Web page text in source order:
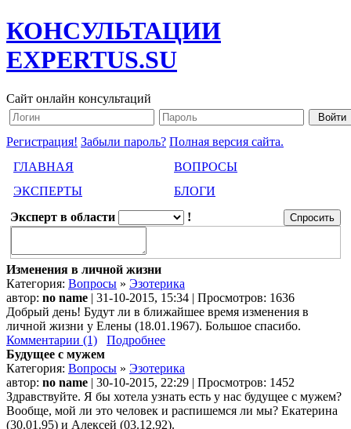
КОНСУЛЬТАЦИИ
EXPERTUS.SU
Сайт онлайн консультаций
Регистрация! Забыли пароль? Полная версия сайта.
ГЛАВНАЯ
ВОПРОСЫ
ЭКСПЕРТЫ
БЛОГИ
Эксперт в области
!
Изменения в личной жизни
Категория: Вопросы » Эзотерика
автор: no name | 31-10-2015, 15:34 | Просмотров: 1636
Добрый день! Будут ли в ближайшее время изменения в
личной жизни у Елены (18.01.1967). Большое спасибо.
Комментарии (1)
Подробнее
Будущее с мужем
Категория: Вопросы » Эзотерика
автор: no name | 30-10-2015, 22:29 | Просмотров: 1452
Здравствуйте. Я бы хотела узнать есть у нас будущее с мужем?
Вообще, мой ли это человек и распишемся ли мы? Екатерина
(30.01.95) и Алексей (03.12.92).